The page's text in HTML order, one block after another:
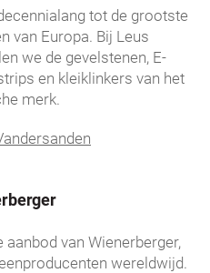
tot de grootste
van Europa. Bij Leus
we de gevelstenen, E-
en kleiklinkers van het
merk.
van Wienerberger,
wereldwijd.